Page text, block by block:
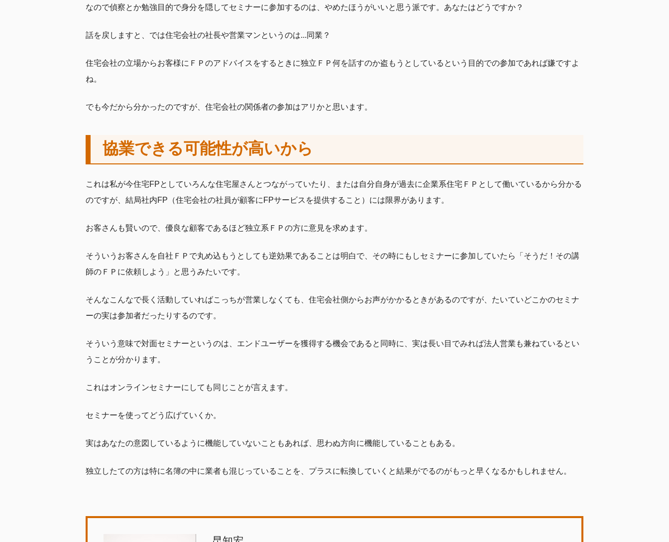
なので偵察とか勉強目的で身分を隠してセミナーに参加するのは、やめたほうがいいと思う派です。あなたはどうですか？
話を戻しますと、では住宅会社の社長や営業マンというのは...同業？
住宅会社の立場からお客様にＦＰのアドバイスをするときに独立ＦＰ何を話すのか盗もうとしているという目的での参加であれば嫌ですよ
ね。
でも今だから分かったのですが、住宅会社の関係者の参加はアリかと思います。
協業できる可能性が高いから
これは私が今住宅FPとしていろんな住宅屋さんとつながっていたり、または自分自身が過去に企業系住宅ＦＰとして働いているから分かる
のですが、結局社内FP（住宅会社の社員が顧客にFPサービスを提供すること）には限界があります。
お客さんも賢いので、優良な顧客であるほど独立系ＦＰの方に意見を求めます。
そういうお客さんを自社ＦＰで丸め込もうとしても逆効果であることは明白で、その時にもしセミナーに参加していたら「そうだ！その講
師のＦＰに依頼しよう」と思うみたいです。
そんなこんなで長く活動していればこっちが営業しなくても、住宅会社側からお声がかかるときがあるのですが、たいていどこかのセミナ
ーの実は参加者だったりするのです。
そういう意味で対面セミナーというのは、エンドユーザーを獲得する機会であると同時に、実は長い目でみれば法人営業も兼ねているとい
うことが分かります。
これはオンラインセミナーにしても同じことが言えます。
セミナーを使ってどう広げていくか。
実はあなたの意図しているように機能していないこともあれば、思わぬ方向に機能していることもある。
独立したての方は特に名簿の中に業者も混じっていることを、プラスに転換していくと結果がでるのがもっと早くなるかもしれません。